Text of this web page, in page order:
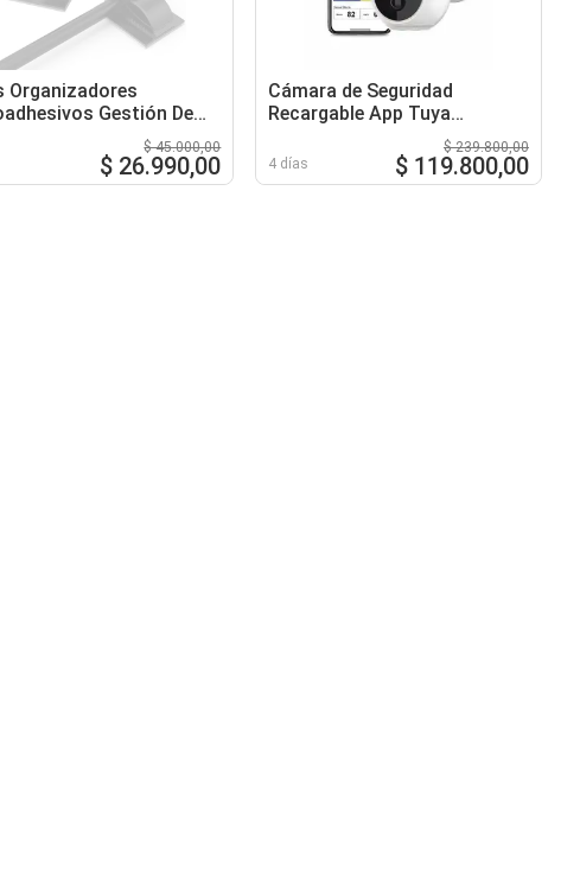
Organizadores
Gestión De
$ 45.000,00
$ 26.990,00
Cámara de Seguridad
Recargable App Tuya
Monitoreo Inteligente sin
Cables
4 días
$ 239.800,00
$ 119.800,00